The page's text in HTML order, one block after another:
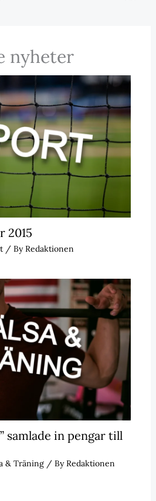
nyheter
2015
/ ByRedaktionen
samlade in pengar till
& Träning/ ByRedaktionen